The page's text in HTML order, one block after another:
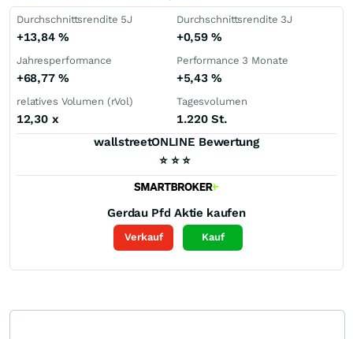
Durchschnittsrendite 5J
+13,84 %
Durchschnittsrendite 3J
+0,59%
Jahresperformance
+68,77 %
Performance 3 Monate
+5,43%
relatives Volumen (rVol)
12,30 x
Tagesvolumen
1.220 St.
wallstreetONLINE Bewertung
⭐ ⭐ ⭐
Gerdau Pfd Aktie kaufen
Verkauf Kauf